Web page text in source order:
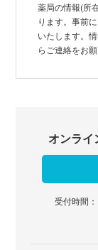
薬局の情報(所
ります。事前
いたします。
らご連絡をお
オンライ
受付時間